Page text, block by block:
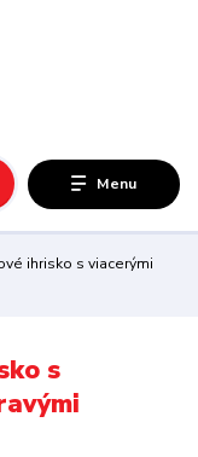
Menu
ihrisko s viacerými
s